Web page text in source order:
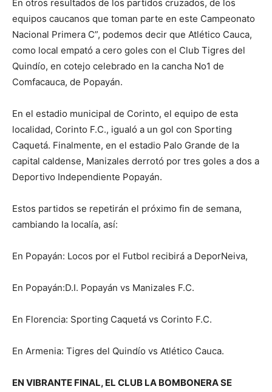
En otros resultados de los partidos cruzados, de los
equipos caucanos que toman parte en este Campeonato
Nacional Primera C”, podemos decir que Atlético Cauca,
como local empató a cero goles con el Club Tigres del
Quindío, en cotejo celebrado en la cancha No1 de
Comfacauca, de Popayán.
En el estadio municipal de Corinto, el equipo de esta
localidad, Corinto F.C., igualó a un gol con Sporting
Caquetá. Finalmente, en el estadio Palo Grande de la
capital caldense, Manizales derrotó por tres goles a dos a
Deportivo Independiente Popayán.
Estos partidos se repetirán el próximo fin de semana,
cambiando la localía, así:
En Popayán: Locos por el Futbol recibirá a DeporNeiva,
En Popayán:D.I. Popayán vs Manizales F.C.
En Florencia: Sporting Caquetá vs Corinto F.C.
En Armenia: Tigres del Quindío vs Atlético Cauca.
EN VIBRANTE FINAL, EL CLUB LA BOMBONERA SE